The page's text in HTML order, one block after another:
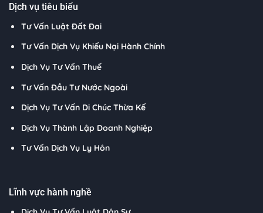
Dịch vụ tiêu biểu
Tư Vấn Luật Đất Đai
Tư Vấn Dịch Vụ Khiếu Nại Hành Chính
Dịch Vụ Tư Vấn Thuế
Tư Vấn Đầu Tư Nước Ngoài
Dịch Vụ Tư Vấn Di Chúc Thừa Kế
Dịch Vụ Thành Lập Doanh Nghiệp
Tư Vấn Dịch Vụ Ly Hôn
Lĩnh vực hành nghề